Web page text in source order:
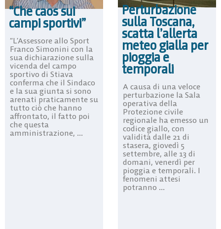
“Che caos sui
campi sportivi”
“L’Assessore allo Sport
Franco Simonini con la
sua dichiarazione sulla
vicenda del campo
sportivo di Stiava
conferma che il Sindaco
e la sua giunta si sono
arenati praticamente su
tutto ciò che hanno
affrontato, il fatto poi
che questa
amministrazione, ...
Perturbazione
sulla Toscana,
scatta l’allerta
meteo gialla per
pioggia e
temporali
A causa di una veloce
perturbazione la Sala
operativa della
Protezione civile
regionale ha emesso un
codice giallo, con
validità dalle 21 di
stasera, giovedì 5
settembre, alle 13 di
domani, venerdì per
pioggia e temporali. I
fenomeni attesi
potranno ...